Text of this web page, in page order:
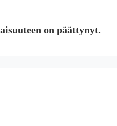
on päättynyt.